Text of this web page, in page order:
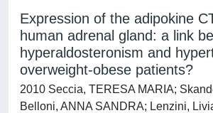
Expression of the adipokine
human adrenal gland: a link
hyperaldosteronism and
overweight-obese patients?
2010 Seccia, TERESA MARIA;
Belloni, ANNA SANDRA; Lenzini,